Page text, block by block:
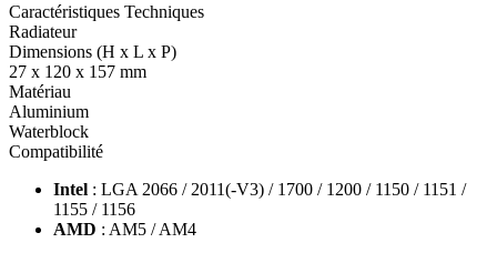
Caractéristiques Techniques
Radiateur
Dimensions (H x L x P)
27 x 120 x 157 mm
Matériau
Aluminium
Waterblock
Compatibilité
Intel : LGA 2066 / 2011(-V3) / 1700 / 1200 / 1150 / 1151 /
1155 / 1156
AMD : AM5 / AM4